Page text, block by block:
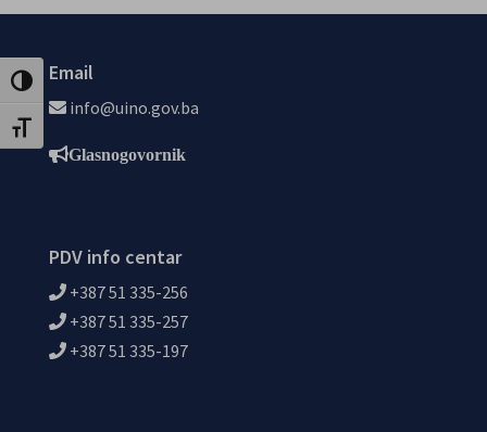
Uključi / isključi visoki kontrast
Uključi / isključi veličinu fonta
Email
info@uino.gov.ba
Glasnogovornik
PDV info centar
+387 51 335-256
+387 51 335-257
+387 51 335-197